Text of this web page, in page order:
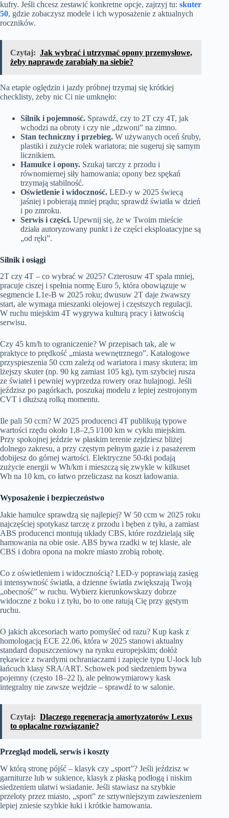
kufry. Jeśli chcesz zestawić konkretne opcje, zajrzyj tu: skuter
50, gdzie zobaczysz modele i ich wyposażenie z aktualnych
roczników.
Czytaj: Jak wybrać i utrzymać opony przemysłowe,
żeby naprawdę zarabiały na siebie?
Na etapie oględzin i jazdy próbnej trzymaj się krótkiej
checklisty, żeby nic Ci nie umknęło:
Silnik i pojemność. Sprawdź, czy to 2T czy 4T, jak
wchodzi na obroty i czy nie „dzwoni” na zimno.
Stan techniczny i przebieg. W używanych oceń śruby,
plastiki i zużycie rolek wariatora; nie sugeruj się samym
licznikiem.
Hamulce i opony. Szukaj tarczy z przodu i
równomiernej siły hamowania; opony bez spękań
trzymają stabilność.
Oświetlenie i widoczność. LED‑y w 2025 świecą
jaśniej i pobierają mniej prądu; sprawdź światła w dzień
i po zmroku.
Serwis i części. Upewnij się, że w Twoim mieście
działa autoryzowany punkt i że części eksploatacyjne są
„od ręki”.
Silnik i osiągi
2T czy 4T – co wybrać w 2025? Czterosuw 4T spala mniej,
pracuje ciszej i spełnia normę Euro 5, która obowiązuje w
segmencie L1e‑B w 2025 roku; dwusuw 2T daje żwawszy
start, ale wymaga mieszanki olejowej i częstszych regulacji.
W ruchu miejskim 4T wygrywa kulturą pracy i łatwością
serwisu.
Czy 45 km/h to ograniczenie? W przepisach tak, ale w
praktyce to prędkość „miasta wewnętrznego”. Katalogowe
przyspieszenia 50 ccm zależą od wariatora i masy skutera; im
lżejszy skuter (np. 90 kg zamiast 105 kg), tym szybciej rusza
ze świateł i pewniej wyprzedza rowery oraz hulajnogi. Jeśli
jeździsz po pagórkach, poszukaj modelu z lepiej zestrojonym
CVT i dłuższą rolką momentu.
Ile pali 50 ccm? W 2025 producenci 4T publikują typowe
wartości rzędu około 1,8–2,5 l/100 km w cyklu miejskim.
Przy spokojnej jeździe w płaskim terenie zejdziesz bliżej
dolnego zakresu, a przy częstym pełnym gazie i z pasażerem
dobijesz do górnej wartości. Elektryczne 50‑tki podają
zużycie energii w Wh/km i mieszczą się zwykle w kilkuset
Wh na 10 km, co łatwo przeliczasz na koszt ładowania.
Wyposażenie i bezpieczeństwo
Jakie hamulce sprawdzą się najlepiej? W 50 ccm w 2025 roku
najczęściej spotykasz tarczę z przodu i bęben z tyłu, a zamiast
ABS producenci montują układy CBS, które rozdzielają siłę
hamowania na obie osie. ABS bywa rzadki w tej klasie, ale
CBS i dobra opona na mokre miasto zrobią robotę.
Co z oświetleniem i widocznością? LED‑y poprawiają zasięg
i intensywność światła, a dzienne światła zwiększają Twoją
„obecność” w ruchu. Wybierz kierunkowskazy dobrze
widoczne z boku i z tyłu, bo to one ratują Cię przy gęstym
ruchu.
O jakich akcesoriach warto pomyśleć od razu? Kup kask z
homologacją ECE 22.06, która w 2025 stanowi aktualny
standard dopuszczeniowy na rynku europejskim; dołóż
rękawice z twardymi ochraniaczami i zapięcie typu U‑lock lub
łańcuch klasy SRA/ART. Schowek pod siedzeniem bywa
pojemny (często 18–22 l), ale pełnowymiarowy kask
integralny nie zawsze wejdzie – sprawdź to w salonie.
Czytaj: Dlaczego regeneracja amortyzatorów Lexus
to opłacalne rozwiązanie?
Przegląd modeli, serwis i koszty
W którą stronę pójść – klasyk czy „sport”? Jeśli jeździsz w
garniturze lub w sukience, klasyk z płaską podłogą i niskim
siedzeniem ułatwi wsiadanie. Jeśli stawiasz na szybkie
przeloty przez miasto, „sport” ze sztywniejszym zawieszeniem
lepiej zniesie szybkie łuki i krótkie hamowania.